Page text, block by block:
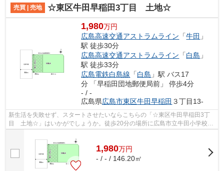
売買 | 売地 ☆東区牛田早稲田3丁目 土地☆
1,980万円
広島高速交通アストラムライン 「牛田 」
駅 徒歩30分
広島高速交通アストラムライン 「白島 」
駅 徒歩33分
広島電鉄白島線 「白島 」駅 バス17
分 「早稲田団地郵便局前」 停歩4分
- / -
広島県広島市東区牛田早稲田 ３丁目13-
新生活を失敗せず、スタートさせたいならこちらの「☆東区牛田早稲田3丁
目 土地☆」はいかがでしょうか。徒歩20分の場所に広島市立牛田小学校が
1,980万円
- / - / 146.20㎡